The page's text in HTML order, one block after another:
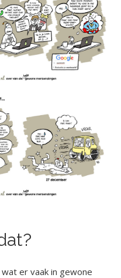
er vaak in gewone